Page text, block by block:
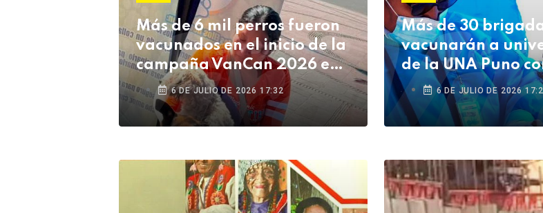
Más de 6 mil perros fueron
vacunados en el inicio de la
campaña VanCan 2026 en
Tacna6 DE JULIO DE 2026 17:32
Más de 30
vacunarán a
de la UNA Puno
sarampión
6 DE JULIO DE 2026